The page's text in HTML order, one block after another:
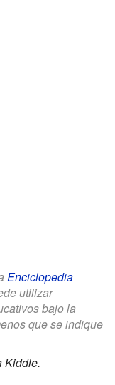
Enciclopedia
utilizar
bajo la
que se indique
Kiddle.